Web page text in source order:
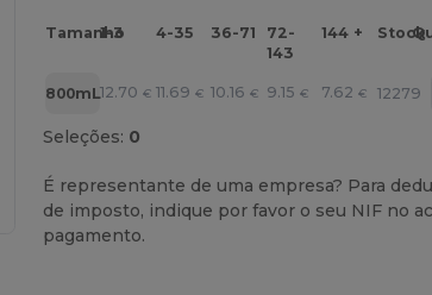
Tamanho
1-3 4-35 36-71
72-
143
144 + Stock
800mL12.70 € 11.69 € 10.16 € 9.15 € 7.62 € 12279
Seleções: 0
É representante de uma empresa? Para
de imposto, indique por favor o seu NIF no
pagamento.